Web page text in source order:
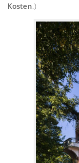
Kosten.)